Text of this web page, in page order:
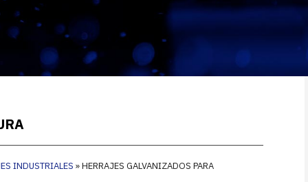
INDUSTRIALES »HERRAJES GALVANIZADOS PARA